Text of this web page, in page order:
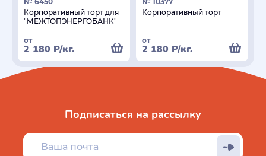
Корпоративный торт для
"МЕЖТОПЭНЕРГОБАНК"
от
2 180 Р/кг.
Корпоративный торт
от
2 180 Р/кг.
Подписаться на рассылку